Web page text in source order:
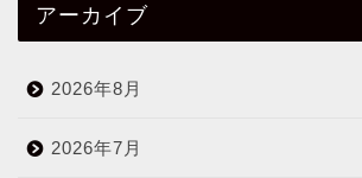
アーカイブ
2026年8月
2026年7月